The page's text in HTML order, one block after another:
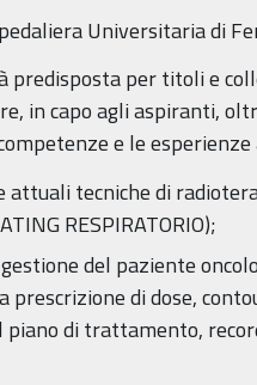
Universitaria di
predisposta per titoli e
in capo agli aspiranti,
e le
attuali tecniche di
RESPIRATORIO);
del paziente
prescrizione di dose,
piano di trattamento,